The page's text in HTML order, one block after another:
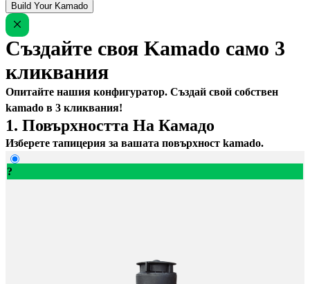
Build Your Kamado
Създайте своя Kamado само 3
кликвания
Опитайте нашия конфигуратор. Създай свой собствен
kamado в 3 кликвания!
1. Повърхността На Камадо
Изберете тапицерия за вашата повърхност kamado.
?